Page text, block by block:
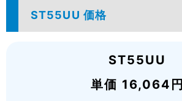
ST55UU 価格
ST55UU
単価 16,064円